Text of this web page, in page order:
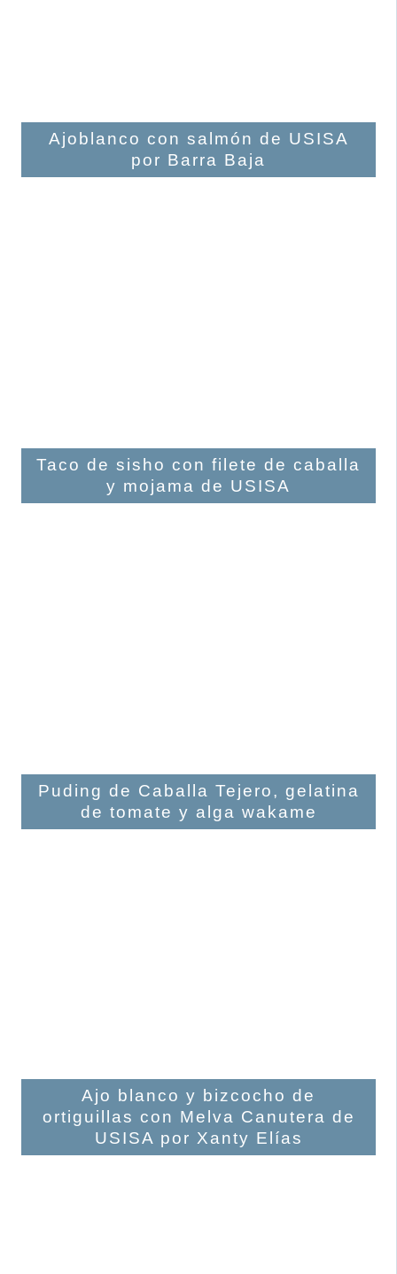
Ajoblanco con salmón de USISA
por Barra Baja
Taco de sisho con filete de caballa
y mojama de USISA
Puding de Caballa Tejero, gelatina
de tomate y alga wakame
Ajo blanco y bizcocho de
ortiguillas con Melva Canutera de
USISA por Xanty Elías